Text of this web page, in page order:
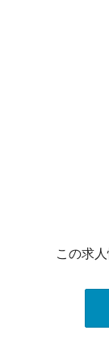
この求人